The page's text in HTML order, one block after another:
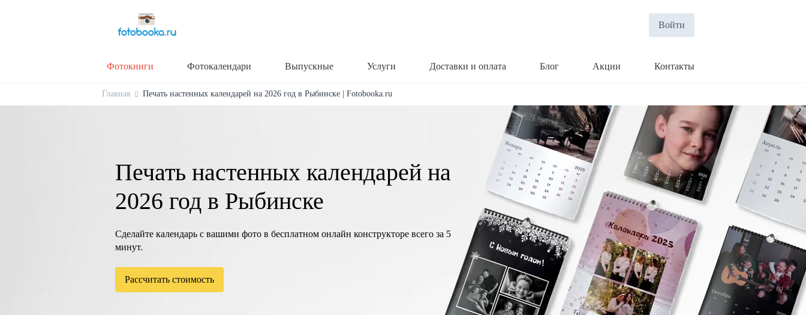
Войти
Фотокниги Фотокалендари Выпускные Услуги Доставки и оплата Блог Акции Контакты
Главная Печать настенных календарей на 2026 год в Рыбинске | Fotobooka.ru
Печать настенных календарей на
2026 год в Рыбинске
Сделайте календарь с вашими фото в бесплатном онлайн конструкторе всего за 5
минут.
Рассчитать стоимость